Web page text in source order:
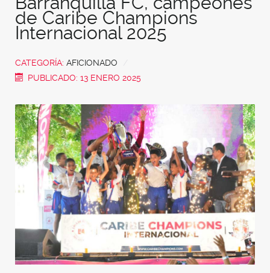
de Caribe Champions
Internacional 2025
CATEGORÍA: AFICIONADO
PUBLICADO: 13 ENERO 2025